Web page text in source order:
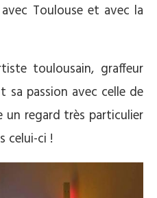
Toulouse et avec la
toulousain, graffeur
sa passion avec celle de
un regard très particulier
celui-ci !